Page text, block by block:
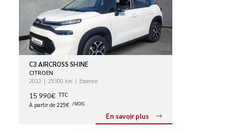
C3 AIRCROSS SHINE
CITROEN
2022 25300 km Essence
15 990€ TTC
À partir de 225€ /MOIS
En savoir plus